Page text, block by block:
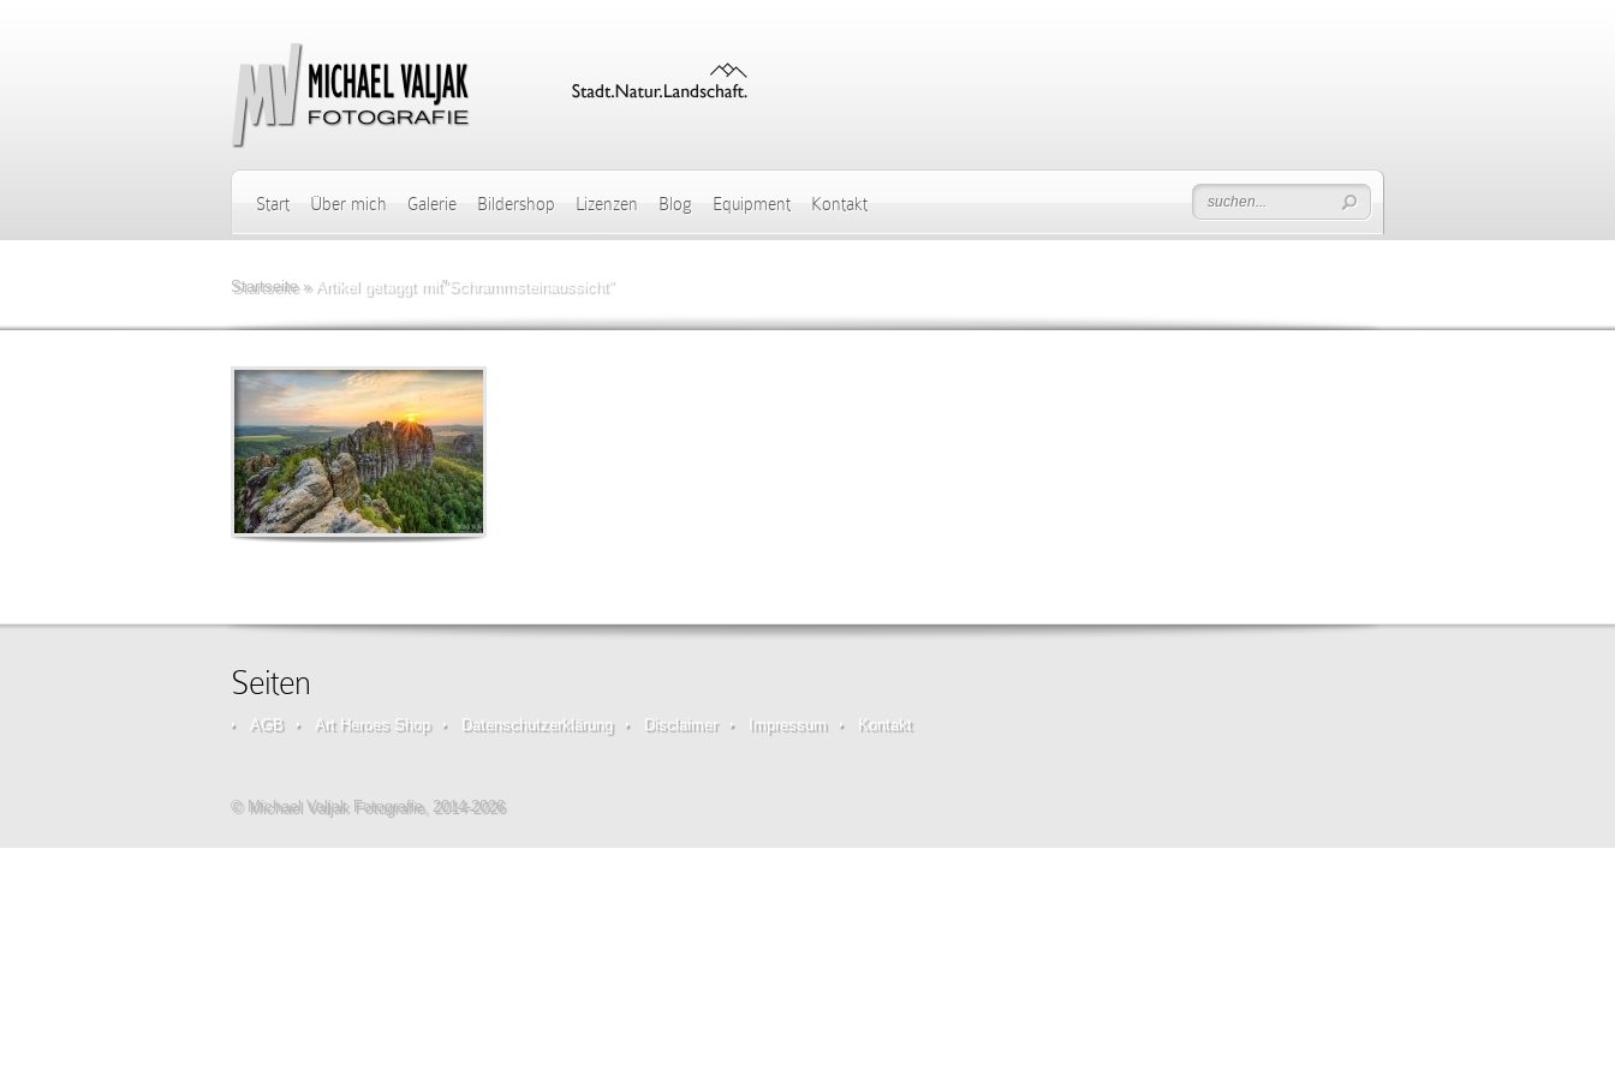
Start Über mich Galerie Bildershop Lizenzen Blog Equipment Kontakt
Startseite »Artikel getaggt mit"Schrammsteinaussicht"
Seiten
AGB Art Heroes Shop Datenschutzerklärung Disclaimer Impressum Kontakt
© Michael Valjak Fotografie, 2014-2026